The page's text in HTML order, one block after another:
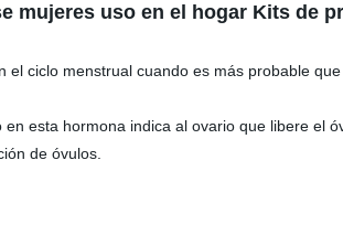
mujeres uso en el hogar Kits de
ciclo menstrual cuando es más probable
esta hormona indica al ovario que libere el
de óvulos.